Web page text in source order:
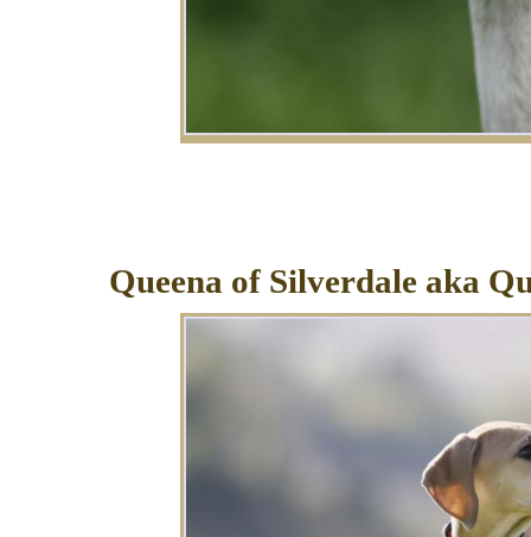
Queena of Silverdale aka